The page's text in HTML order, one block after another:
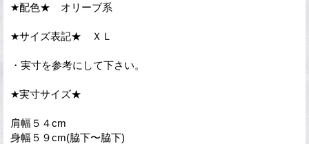
★配色★ オリーブ系
★サイズ表記★ ＸＬ
・実寸を参考にして下さい。
★実寸サイズ★
肩幅５４cm
身幅５９cm(脇下〜脇下)